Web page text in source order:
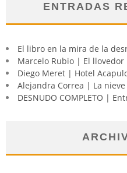
ENTRADAS
El libro en la mira de la
Marcelo Rubio | El llovedor
Diego Meret | Hotel
Alejandra Correa | La nieve
DESNUDO COMPLETO |